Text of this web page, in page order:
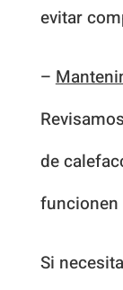
evitar
–
de
funcionen
Si